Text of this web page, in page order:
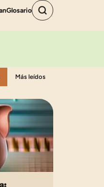
Glosario
Más leídos